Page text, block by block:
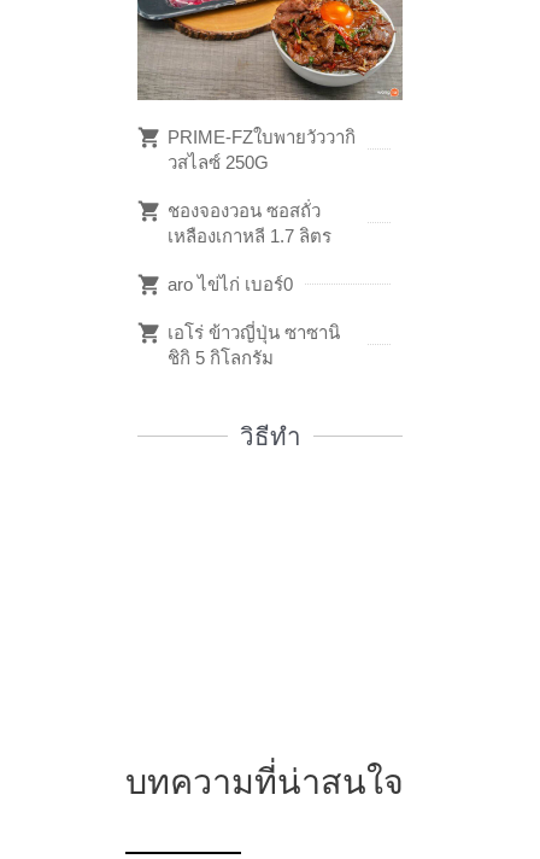
PRIME-FZใบพายวัววากิ
วสไลซ์ 250G
ชองจองวอน ซอสถั่ว
เหลืองเกาหลี 1.7 ลิตร
aro ไข่ไก่ เบอร์0
เอโร่ ข้าวญี่ปุ่น ซาซานิ
ชิกิ 5 กิโลกรัม
วิธีทำ
บทความที่น่าสนใจ